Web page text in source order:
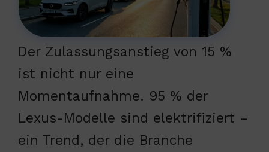
Der Zulassungsanstieg von 15 %
ist nicht nur eine
Momentaufnahme. 95 % der
Lexus-Modelle sind elektrifiziert –
ein Trend, der die Branche